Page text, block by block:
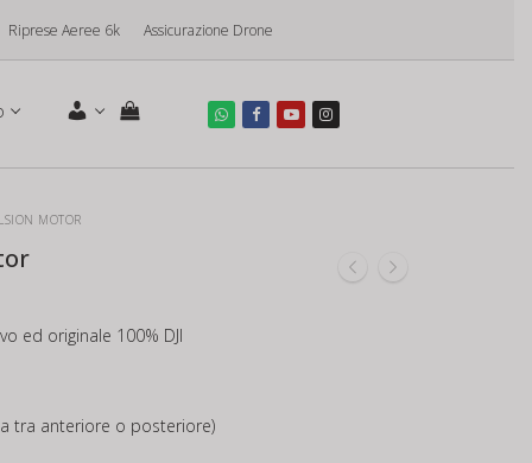
Riprese Aeree 6k Assicurazione Drone
MOTOR
ed originale 100% DJI
tra anteriore o posteriore)